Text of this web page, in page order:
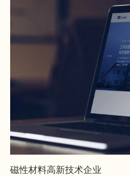
查看案例
查看案例
磁性材料高新技术企业